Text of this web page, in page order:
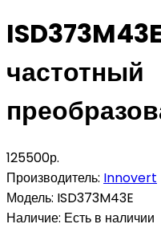
частотный
125500р.
Производитель: Innovert
Модель: ISD373M43E
Наличие: Есть в наличии